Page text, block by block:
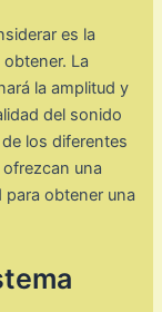
es la
La
la amplitud y
del sonido
los diferentes
una
obtener una